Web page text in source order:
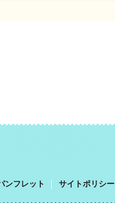
ンフレット サイトポリシー